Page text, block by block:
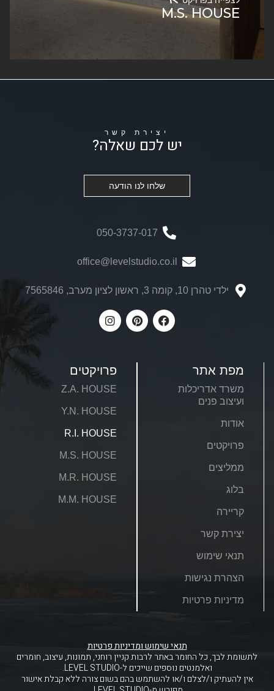
M.S. HOUSE
יצירת קשר
יש לכם שאלה?
שלחו לנו הודעה
050-3737-017
office@levelstudio.co.il
ילדי טהרן 10, קומה 3, ראשון לציון מערב, 7565846
מפת אתר
משרד אדריכלות
ועיצוב פנים
אודות
פרויקטים
ממליצים
בלוג
קריירה
יצירת קשר
תנאי שימוש
הצהרת נגישות
מדיניות פרטיות
פרויקטים
Z.A. HOUSE
Y.N. HOUSE
R.I. HOUSE
M.S. HOUSE
M.R. HOUSE
M.M. HOUSE
תנאי שימוש ומדיניות פרטיות
לתשומת לבך, כל החומר באתר לרבות קניין רוחני, תמונות, עיצוב, חומרים
ואלמנטים נוספים שייכים ל-LEVEL STUDIO.
אין להעתיק ו/לצלם ו/או להשתמש בהם בשום צורה ללא קבלת אישור